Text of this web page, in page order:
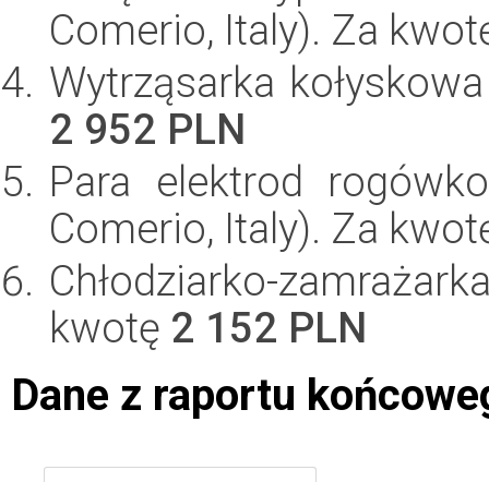
Comerio, Italy). Za
Wytrząsarka
2 952 PLN
Para elektrod
Comerio, Italy). Za
Chłodziarko-
kwotę 2 152 PLN
Dane z raportu